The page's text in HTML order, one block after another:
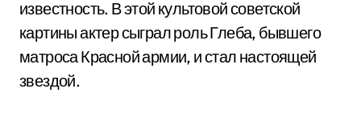
известность. В этой культовой советской
картины актер сыграл роль Глеба, бывшего
матроса Красной армии, и стал настоящей
звездой.